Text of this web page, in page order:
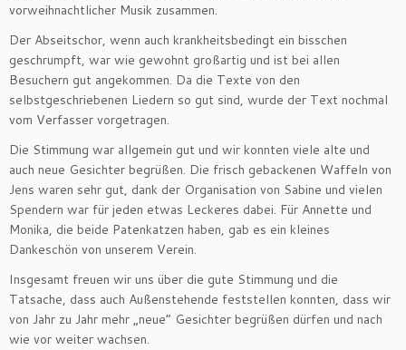
vorweihnachtlicher Musik zusammen.
Der Abseitschor, wenn auch krankheitsbedingt ein bisschen
geschrumpft, war wie gewohnt großartig und ist bei allen
Besuchern gut angekommen. Da die Texte von den
selbstgeschriebenen Liedern so gut sind, wurde der Text nochmal
vom Verfasser vorgetragen.
Die Stimmung war allgemein gut und wir konnten viele alte und
auch neue Gesichter begrüßen. Die frisch gebackenen Waffeln von
Jens waren sehr gut, dank der Organisation von Sabine und vielen
Spendern war für jeden etwas Leckeres dabei. Für Annette und
Monika, die beide Patenkatzen haben, gab es ein kleines
Dankeschön von unserem Verein.
Insgesamt freuen wir uns über die gute Stimmung und die
Tatsache, dass auch Außenstehende feststellen konnten, dass wir
von Jahr zu Jahr mehr „neue“ Gesichter begrüßen dürfen und nach
wie vor weiter wachsen.